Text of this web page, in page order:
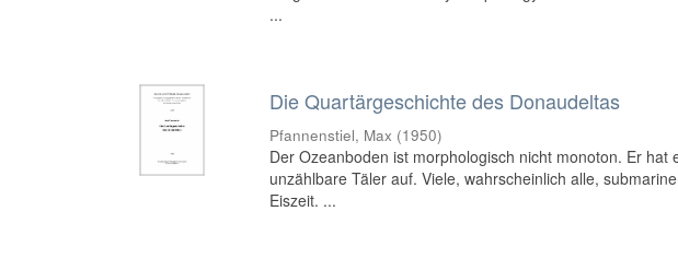
...
Die Quartärgeschichte des Donaudeltas
Pfannenstiel, Max (1950)
Der Ozeanboden ist morphologisch nicht monoton. Er hat
unzählbare Täler auf. Viele, wahrscheinlich alle,
Eiszeit. ...